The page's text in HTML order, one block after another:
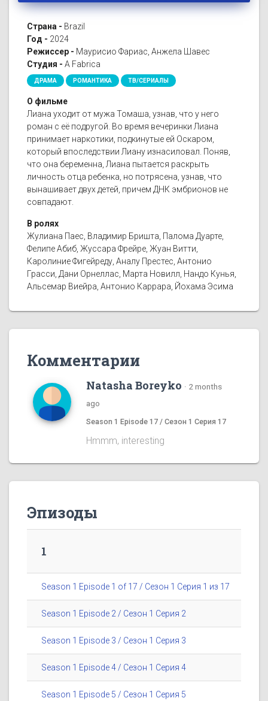
Страна - Brazil
Год - 2024
Режиссер - Маурисио Фариас, Анжела Шавес
Студия - A Fabrica
ДРАМА РОМАНТИКА ТВ/СЕРИАЛЫ
О фильме
Лиана уходит от мужа Томаша, узнав, что у него
роман с её подругой. Во время вечеринки Лиана
принимает наркотики, подкинутые ей Оскаром,
который впоследствии Лиану изнасиловал. Поняв,
что она беременна, Лиана пытается раскрыть
личность отца ребенка, но потрясена, узнав, что
вынашивает двух детей, причем ДНК эмбрионов не
совпадают.
В ролях
Жулиана Паес, Владимир Бришта, Палома Дуарте,
Фелипе Абиб, Жуссара Фрейре, Жуан Витти,
Каролиние Фигейреду, Аналу Престес, Антонио
Грасси, Дани Орнеллас, Марта Новилл, Нандо Кунья,
Альсемар Виейра, Антонио Каррара, Йохама Эсима
Комментарии
Natasha Boreyko · 2 months
ago
Season 1 Episode 17 / Сезон 1 Серия 17
Hmmm, interesting
Эпизоды
1
Season 1 Episode 1 of 17 / Сезон 1 Серия 1 из 17
Season 1 Episode 2 / Сезон 1 Серия 2
Season 1 Episode 3 / Сезон 1 Серия 3
Season 1 Episode 4 / Сезон 1 Серия 4
Season 1 Episode 5 / Сезон 1 Серия 5